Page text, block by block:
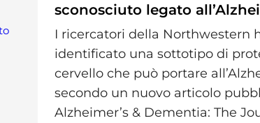
sconosciuto legato
I ricercatori della Northwestern
identificato una sottotipo di
cervello che può portare
secondo un nuovo articolo
Alzheimer’s & Dementia: The